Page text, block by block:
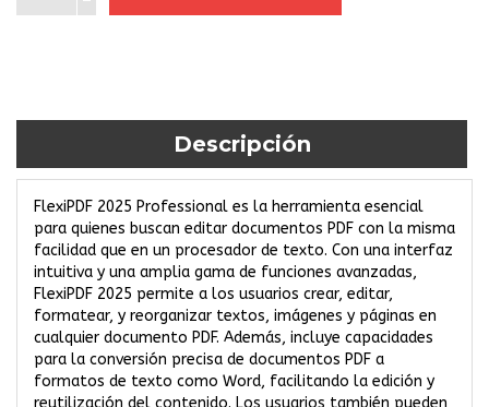
Descripción
FlexiPDF 2025 Professional es la herramienta esencial
para quienes buscan editar documentos PDF con la misma
facilidad que en un procesador de texto. Con una interfaz
intuitiva y una amplia gama de funciones avanzadas,
FlexiPDF 2025 permite a los usuarios crear, editar,
formatear, y reorganizar textos, imágenes y páginas en
cualquier documento PDF. Además, incluye capacidades
para la conversión precisa de documentos PDF a
formatos de texto como Word, facilitando la edición y
reutilización del contenido. Los usuarios también pueden